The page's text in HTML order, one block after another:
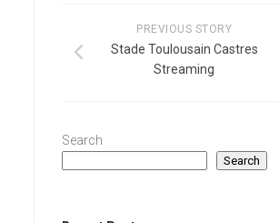
PREVIOUS STORY
Stade Toulousain Castres
Streaming
Search
Search